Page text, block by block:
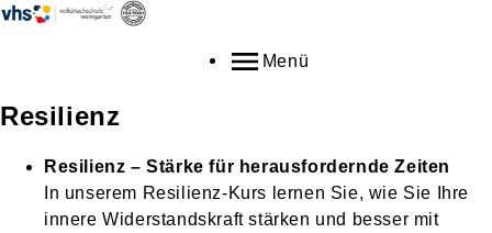
Menü
Resilienz
Resilienz – Stärke für herausfordernde Zeiten
In unserem Resilienz-Kurs lernen Sie, wie Sie Ihre
innere Widerstandskraft stärken und besser mit